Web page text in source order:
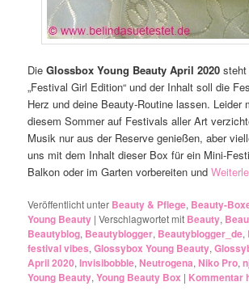
DieGlossbox Young Beauty April 2020
„Festival Girl Edition“ und der Inhalt soll die
Herz und deine Beauty-Routine lassen. Leider
diesem Sommer auf Festivals aller Art
Musik nur aus der Reserve genießen, aber
uns mit dem Inhalt dieser Box für ein Mini-
Balkon oder im Garten vorbereiten und
Veröffentlicht unter Beauty & Pflege, Beauty-
Young Beauty |Verschlagwortet mit Beauty,
Beautyblog, Beautyblogger, Beautyblogger_de,
festival vibes,Glossybox Young Beauty,
April 2020,Invisibobble,Neutrogena,Niko Pro,
Young Beauty,Young Beauty Box | Kommentar